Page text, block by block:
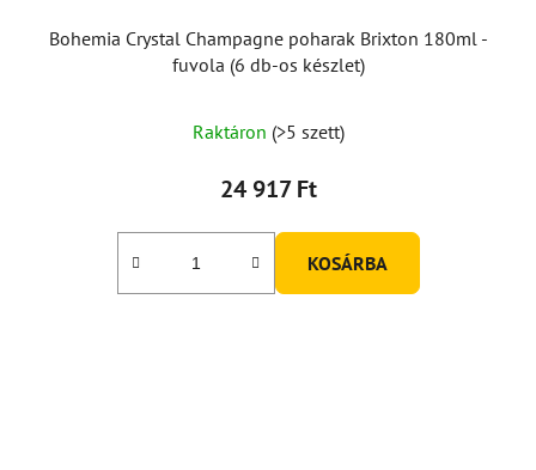
Bohemia Crystal Champagne poharak Brixton 180ml -
fuvola (6 db-os készlet)
Raktáron (>5 szett)
24 917 Ft
KOSÁRBA